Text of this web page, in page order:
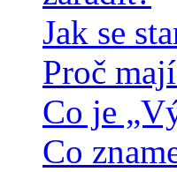
Jak se
Proč
Co je
Co